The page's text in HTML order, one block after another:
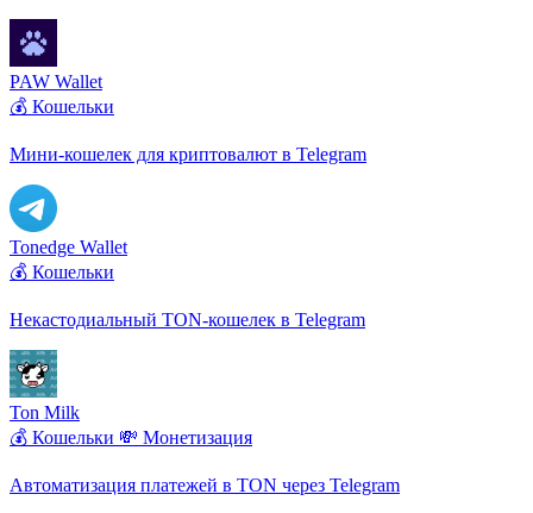
PAW Wallet
💰 Кошельки
Мини-кошелек для криптовалют в Telegram
Tonedge Wallet
💰 Кошельки
Некастодиальный TON-кошелек в Telegram
Ton Milk
💰 Кошельки 💸 Монетизация
Автоматизация платежей в TON через Telegram